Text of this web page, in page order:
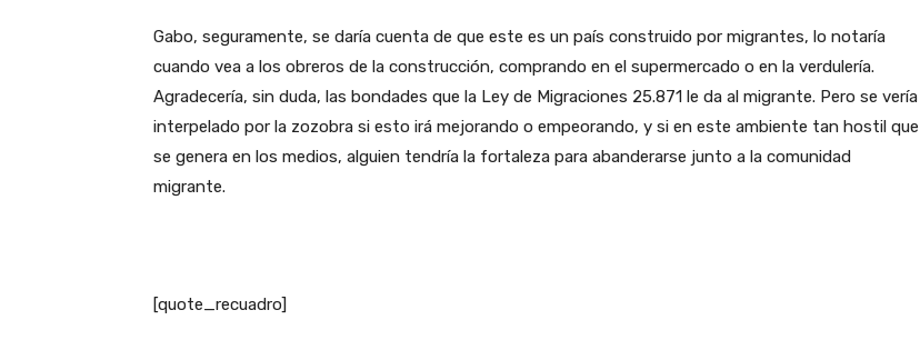
Gabo, seguramente, se daría cuenta de que este es un país construido por migrantes, lo notaría
cuando vea a los obreros de la construcción, comprando en el supermercado o en la verdulería.
Agradecería, sin duda, las bondades que la Ley de Migraciones 25.871 le da al migrante. Pero se vería
interpelado por la zozobra si esto irá mejorando o empeorando, y si en este ambiente tan hostil que
se genera en los medios, alguien tendría la fortaleza para abanderarse junto a la comunidad
migrante.
[quote_recuadro]